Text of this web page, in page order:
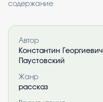
содержание
Информация о книге
Автор
Константин Георгиевич
Паустовский
Жанр
рассказ